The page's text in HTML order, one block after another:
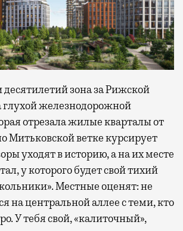
зона за Рижской
глухой железнодорожной
отрезала жилые кварталы от
Митьковской ветке курсирует
уходят в историю, а на их месте
у которого будет свой тихий
Местные оценят: не
на центральной аллее с теми, кто
У тебя свой, «калиточный»,